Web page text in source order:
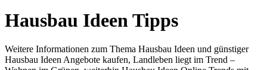
Hausbau Ideen Tipps
Weitere Informationen zum Thema Hausbau Ideen und günstiger
Hausbau Ideen Angebote kaufen, Landleben liegt im Trend –